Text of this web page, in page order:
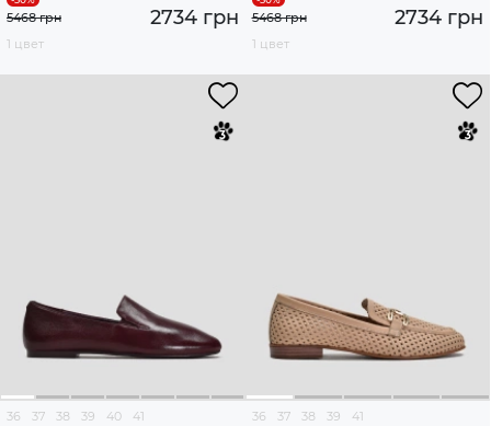
2734 грн
5468 грн
1 цвет
2734 грн
5468 грн
1 цвет
36 37 38 39 40 41 36 37 38 39 41